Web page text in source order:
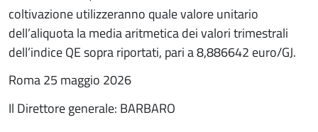
coltivazione utilizzeranno quale valore unitario
dell’aliquota la media aritmetica dei valori trimestrali
dell’indice QE sopra riportati, pari a 8,886642 euro/GJ.
Roma 25 maggio 2026
Il Direttore generale: BARBARO